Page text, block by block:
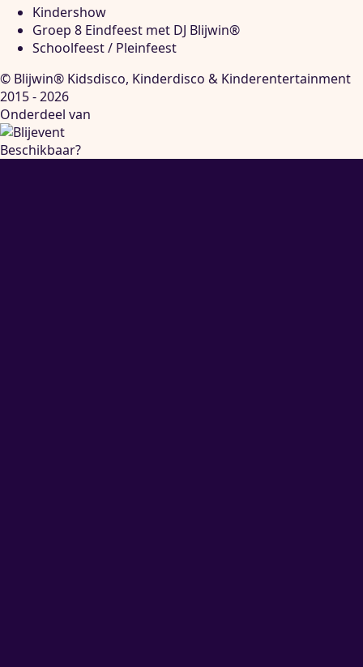
Kindershow
Groep 8 Eindfeest met DJ Blijwin®
Schoolfeest / Pleinfeest
© Blijwin® Kidsdisco, Kinderdisco & Kinderentertainment
2015 - 2026
Onderdeel van
Beschikbaar?